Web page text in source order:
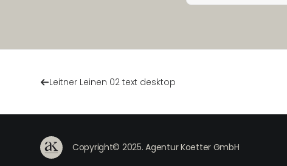
Leitner Leinen 02 text desktop
Copyright© 2025. Agentur Koetter GmbH